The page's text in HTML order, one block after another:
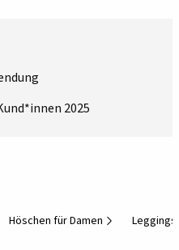
2025
Höschen für Damen Leggings